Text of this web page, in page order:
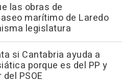
las obras de
marítimo de Laredo
legislatura
si Cantabria ayuda a
porque es del PP y
PSOE